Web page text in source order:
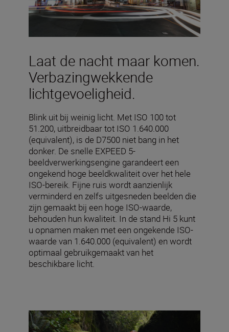
Laat de nacht maar komen.
Verbazingwekkende
lichtgevoeligheid.
Blink uit bij weinig licht. Met ISO 100 tot
51.200, uitbreidbaar tot ISO 1.640.000
(equivalent), is de D7500 niet bang in het
donker. De snelle EXPEED 5-
beeldverwerkingsengine garandeert een
ongekend hoge beeldkwaliteit over het hele
ISO-bereik. Fijne ruis wordt aanzienlijk
verminderd en zelfs uitgesneden beelden die
zijn gemaakt bij een hoge ISO-waarde,
behouden hun kwaliteit. In de stand Hi 5 kunt
u opnamen maken met een ongekende ISO-
waarde van 1.640.000 (equivalent) en wordt
optimaal gebruikgemaakt van het
beschikbare licht.